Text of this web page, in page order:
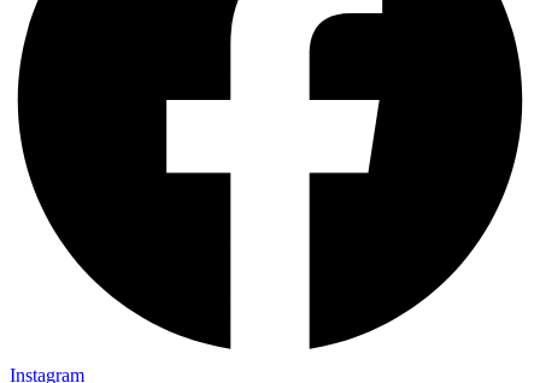
Instagram